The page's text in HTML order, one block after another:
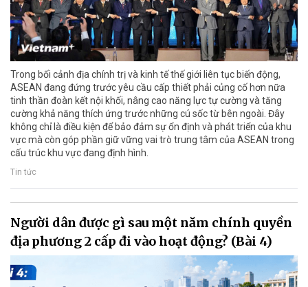
Trong bối cảnh địa chính trị và kinh tế thế giới liên tục biến động,
ASEAN đang đứng trước yêu cầu cấp thiết phải củng cố hơn nữa
tinh thần đoàn kết nội khối, nâng cao năng lực tự cường và tăng
cường khả năng thích ứng trước những cú sốc từ bên ngoài. Đây
không chỉ là điều kiện để bảo đảm sự ổn định và phát triển của khu
vực mà còn góp phần giữ vững vai trò trung tâm của ASEAN trong
cấu trúc khu vực đang định hình.
Tin tức
Người dân được gì sau một năm chính quyền
địa phương 2 cấp đi vào hoạt động? (Bài 4)